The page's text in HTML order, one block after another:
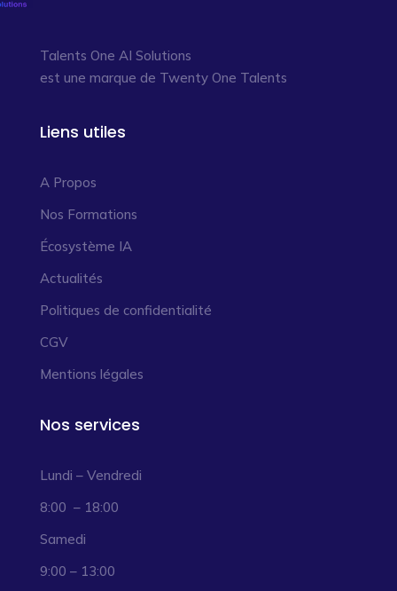
Talents One AI Solutions
est une marque de Twenty One Talents
Liens utiles
A Propos
Nos Formations
Écosystème IA
Actualités
Politiques de confidentialité
CGV
Mentions légales
Nos services
Lundi – Vendredi
8:00 – 18:00
Samedi
9:00 – 13:00